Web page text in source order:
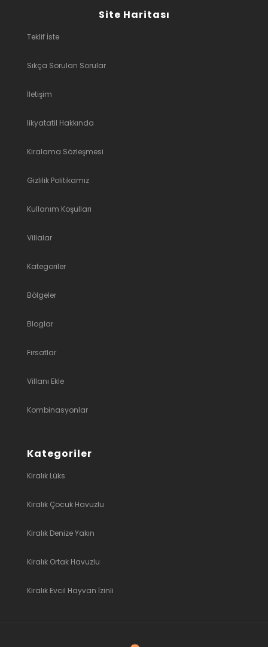
Site Haritası
Teklif İste
Sıkça Sorulan Sorular
İletişim
likyatatil Hakkında
Kiralama Sözleşmesi
Gizlilik Politikamız
Kullanım Koşulları
Villalar
Kategoriler
Bölgeler
Bloglar
Fırsatlar
Villanı Ekle
Kombinasyonlar
Kategoriler
Kiralık Lüks
Kiralık Çocuk Havuzlu
Kiralık Denize Yakın
Kiralık Ortak Havuzlu
Kiralık Evcil Hayvan İzinli